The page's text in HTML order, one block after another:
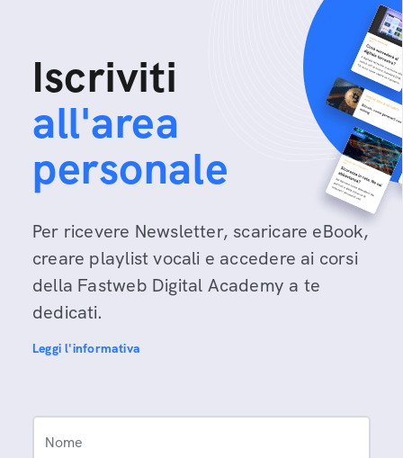
Iscriviti
all'area
personale
Per ricevere Newsletter, scaricare eBook,
creare playlist vocali e accedere ai corsi
della Fastweb Digital Academy a te
dedicati.
Leggi l'informativa
Nome